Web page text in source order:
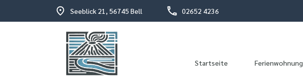
Seeblick 21, 56745 Bell 02652 4236
Startseite Ferienwohnung